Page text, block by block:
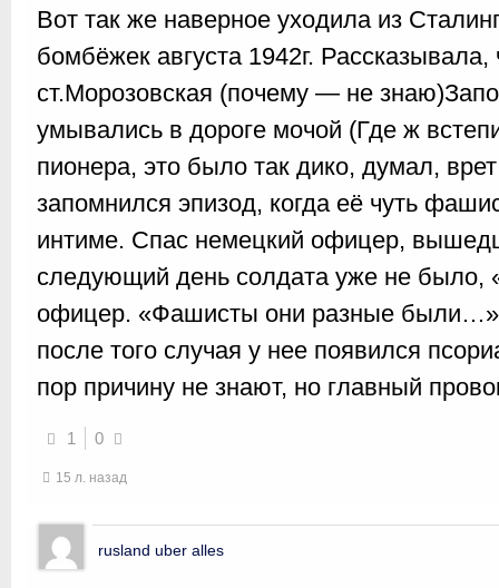
Вот так же наверное уходила из
бомбёжек августа 1942г.
ст.Морозовская (почему — не
умывались в дороге мочой (Где ж
пионера, это было так дико, думал,
запомнился эпизод, когда её чуть
интиме. Спас немецкий офицер,
следующий день солдата уже не было,
офицер. «Фашисты они разные были…»
после того случая у нее появился
пор причину не знают, но главный
1 0
15 л. назад
rusland uber alles